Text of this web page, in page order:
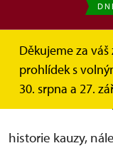
Děkujeme za
prohlídek s
30. srpna a 27.
Opočno Další
Restituční
historie kauzy,